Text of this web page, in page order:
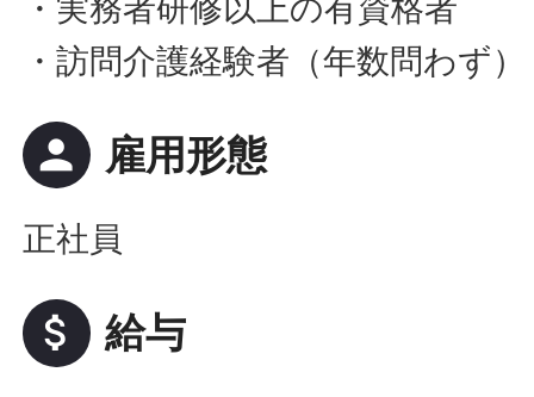
・実務者研修以上の有資格者
・訪問介護経験者（年数問わず）
person 雇用形態
正社員
attach_money 給与